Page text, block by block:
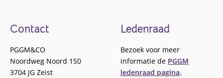
Footer
Contact
PGGM&CO
Noordweg Noord 150
3704 JG Zeist
Ledenraad
Bezoek voor meer
informatie de PGGM
ledenraad pagina.